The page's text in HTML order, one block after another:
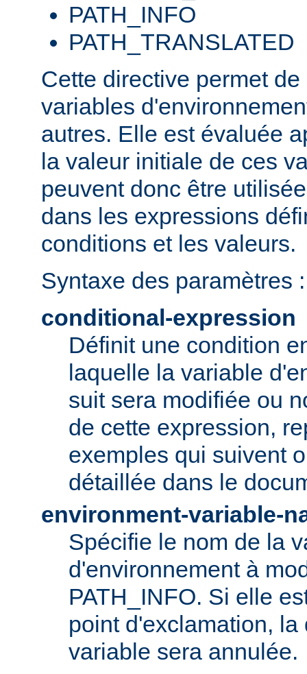
PATH_INFO
PATH_TRANSLATED
Cette directive permet
variables
autres. Elle est évaluée
la valeur initiale de ces
peuvent donc être
dans les expressions
conditions et les valeurs.
Syntaxe des paramètres :
conditional-expression
Définit une condition
laquelle la variable
suit sera modifiée ou
de cette expression,
exemples qui suivent
détaillée dans le
environment-variable-
Spécifie le nom de la
d'environnement à
PATH_INFO. Si elle
point d'exclamation,
variable sera annulée.